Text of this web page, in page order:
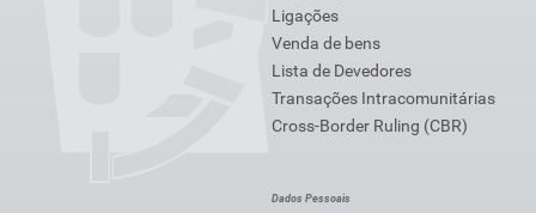
Ligações
Venda de bens
Lista de Devedores
Transações Intracomunitárias
Cross-Border Ruling (CBR)
Dados Pessoais